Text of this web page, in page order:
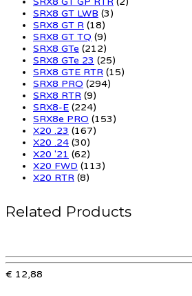
SRX8 GT LWB (3)
SRX8 GT R (18)
SRX8 GT TQ (9)
SRX8 GTe (212)
SRX8 GTe 23 (25)
SRX8 GTE RTR (15)
SRX8 PRO (294)
SRX8 RTR (9)
SRX8-E (224)
SRX8e PRO (153)
X20 .23 (167)
X20 .24 (30)
X20 '21 (62)
X20 FWD (113)
X20 RTR (8)
Related Products
€ 12,88